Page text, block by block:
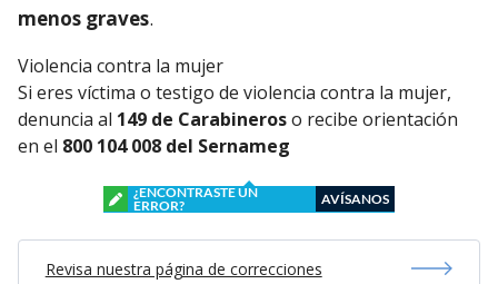
menos graves.
Violencia contra la mujer
Si eres víctima o testigo de violencia contra la mujer,
denuncia al 149 de Carabineroso recibe orientación
en el 800 104 008 del Sernameg
¿ENCONTRASTE UN
ERROR?
AVÍSANOS
Revisa nuestra página de correcciones